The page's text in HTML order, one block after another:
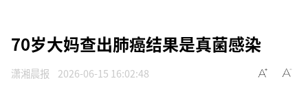
70岁大妈查出肺癌结果是真菌感染
潇湘晨报 2026-06-15 16:02:48